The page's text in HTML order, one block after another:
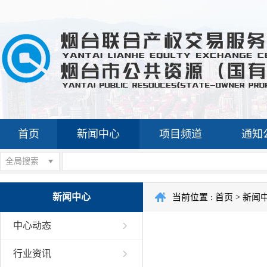
首页 新闻中心 项目频道 通知
全局搜索
新闻中心
中心动态
行业资讯
当前位置 : 首页 > 新闻